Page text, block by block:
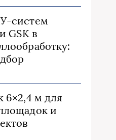
систем
GSK в
6×2,4 м для
и